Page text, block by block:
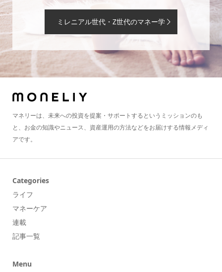
ミレニアル世代・Z世代のマネー学
マネリーは、未来への投資を提案・サポートするというミッションのも
と、お金の知識やニュース、資産運用の方法などをお届けする情報メディ
アです。
Categories
ライフ
マネーケア
連載
記事一覧
Menu